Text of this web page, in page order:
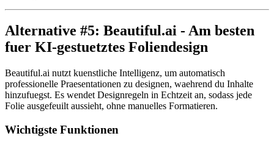
Alternative #5: Beautiful.ai - Am besten
fuer KI-gestuetztes Foliendesign
Beautiful.ai nutzt kuenstliche Intelligenz, um automatisch
professionelle Praesentationen zu designen, waehrend du Inhalte
hinzufuegst. Es wendet Designregeln in Echtzeit an, sodass jede
Folie ausgefeuilt aussieht, ohne manuelles Formatieren.
Wichtigste Funktionen